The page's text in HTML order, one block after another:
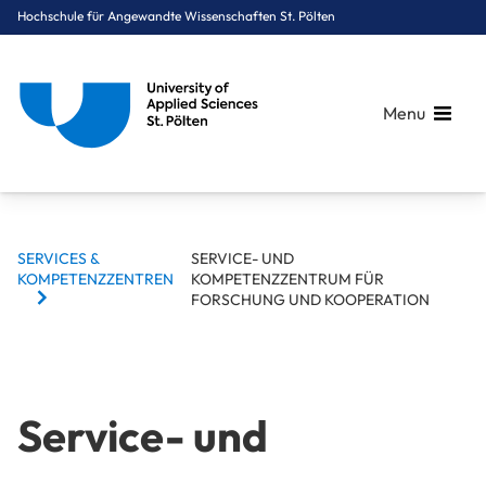
Hochschule für Angewandte Wissenschaften St. Pölten
Menu
You are here:
uns& Kompetenzzentren
und Kompetenzzentrum für Forschung und
BREADCRUMBS
SERVICES &
KOMPETENZZENTREN
SERVICE- UND
KOMPETENZZENTRUM FÜR
FORSCHUNG UND KOOPERATION
Service- und